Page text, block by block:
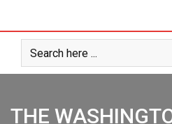
content
THE